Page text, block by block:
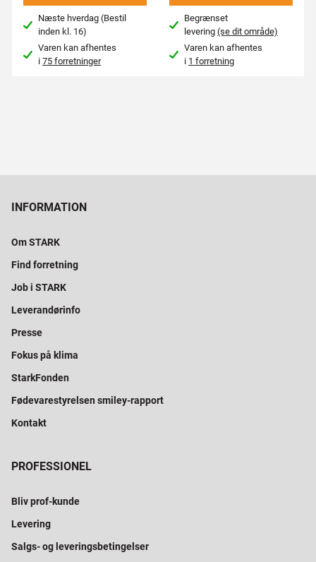
Næste hverdag (Bestil
inden kl. 16)
Varen kan afhentes
i75 forretninger
Begrænset
levering(se dit område)
Varen kan afhentes
i 1 forretning
INFORMATION
Om STARK
Find forretning
Job i STARK
Leverandørinfo
Presse
Fokus på klima
StarkFonden
Fødevarestyrelsen smiley-rapport
Kontakt
PROFESSIONEL
Bliv prof-kunde
Levering
Salgs- og leveringsbetingelser